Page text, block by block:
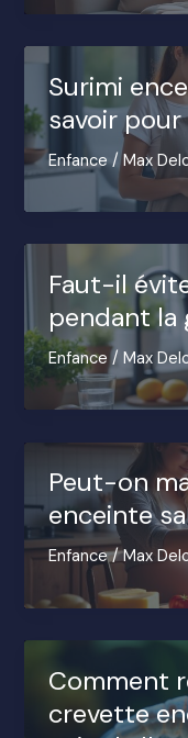
Surimi
savoir
Enfance/Max
Faut-il
pendant la
Enfance /Max
Peut-on
enceinte
Enfance/Max
Comment
crevette